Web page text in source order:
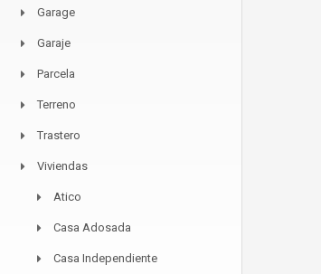
Garage
Garaje
Parcela
Terreno
Trastero
Viviendas
Atico
Casa Adosada
Casa Independiente